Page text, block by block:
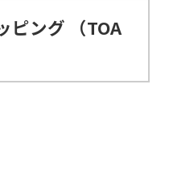
ピング （TOA